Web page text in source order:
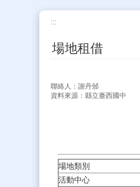
:::
場地租借
聯絡人：謝丹邠
資料來源：縣立臺西國中
場地類別
活動中心